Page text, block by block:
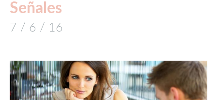
Señales
7 / 6 / 16